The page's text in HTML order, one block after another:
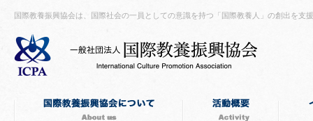
国際教養振興協会は、国際社会の一員としての意識を持つ「国際教養人」の創出を支